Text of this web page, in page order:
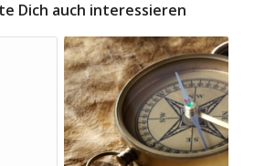
Dich auch interessieren